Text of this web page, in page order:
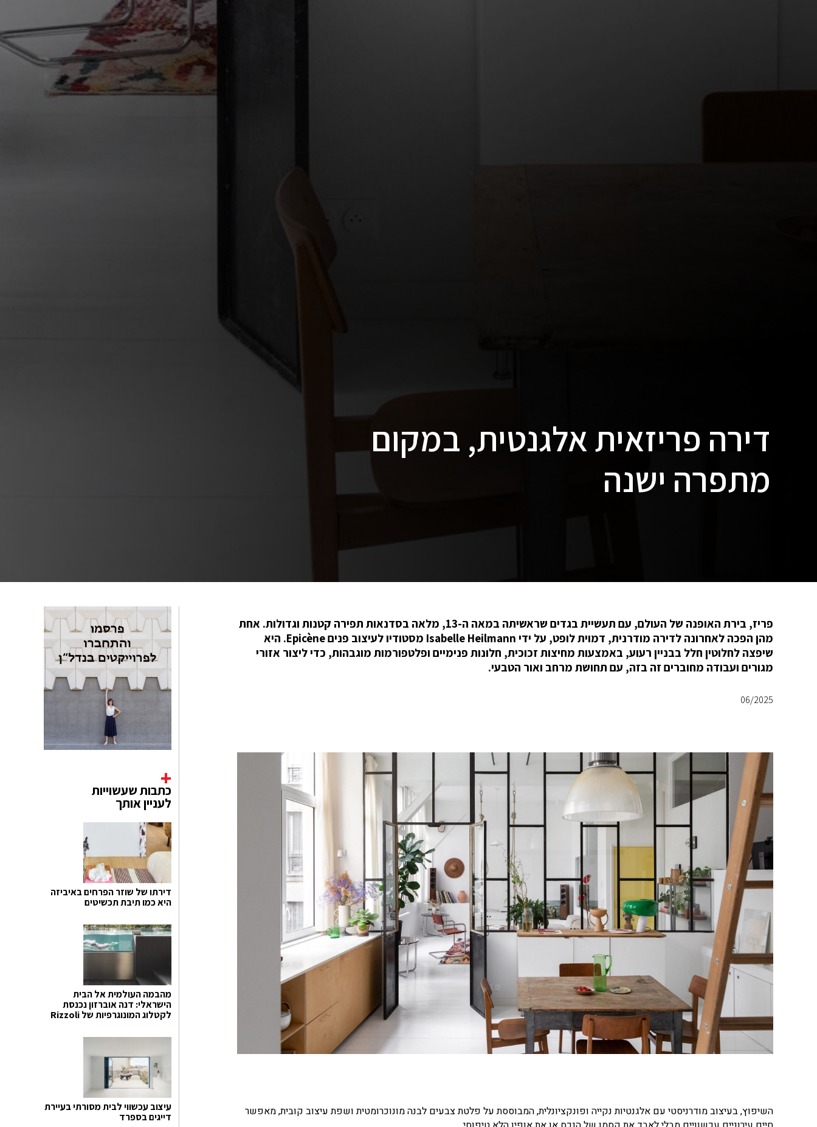
דירה פריזאית אלגנטית, במקום
מתפרה ישנה
פריז, בירת האופנה של העולם, עם תעשיית בגדים שראשיתה במאה ה-13, מלאה בסדנאות תפירה קטנות וגדולות. אחת
מהן הפכה לאחרונה לדירה מודרנית, דמוית לופט, על ידי Isabelle Heilmann מסטודיו לעיצוב פנים Epicène. היא
שיפצה לחלוטין חלל בבניין רעוע, באמצעות מחיצות זכוכית, חלונות פנימיים ופלטפורמות מוגבהות, כדי ליצור אזורי
מגורים ועבודה מחוברים זה בזה, עם תחושת מרחב ואור הטבעי.
06/2025
השיפוץ, בעיצוב מודרניסטי עם אלגנטיות נקייה ופונקציונלית, המבוססת על פלטת צבעים לבנה מונוכרומטית ושפת עיצוב קובית, מאפשר
כתבות שעשוייות
לעניין אותך
דירתו של שוזר הפרחים באיביזה
היא כמו תיבת תכשיטים
מהבמה העולמית אל הבית
הישראלי: דנה אוברזון נכנסת
לקטלוג המונוגרפיות של Rizzoli
עיצוב עכשווי לבית מסורתי בעיירת
דייגים בספרד